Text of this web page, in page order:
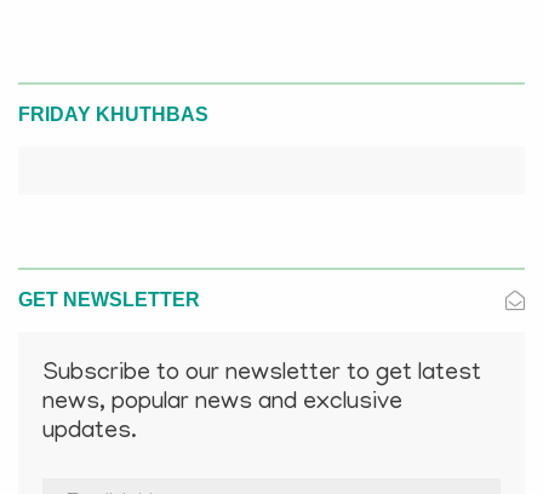
FRIDAY KHUTHBAS
GET NEWSLETTER
Subscribe to our newsletter to get latest
news, popular news and exclusive
updates.